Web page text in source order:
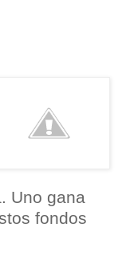
Uno gana
fondos